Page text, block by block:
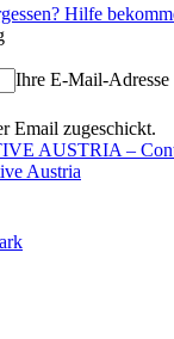
Hilfe
Ihre E-Mail-Adresse
Email zugeschickt.
AUSTRIA –